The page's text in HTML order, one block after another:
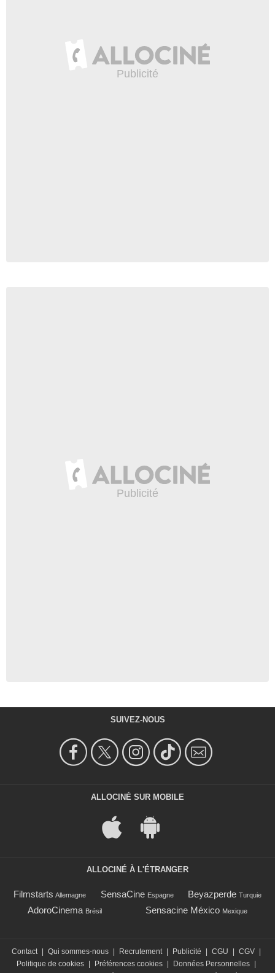
SUIVEZ-NOUS
ALLOCINÉ SUR MOBILE
ALLOCINÉ À L'ÉTRANGER
Filmstarts Allemagne SensaCine Espagne Beyazperde Turquie
AdoroCinema Brésil Sensacine México Mexique
Contact | Qui sommes-nous | Recrutement | Publicité | CGU | CGV |
Politique de cookies | Préférences cookies | Données Personnelles |